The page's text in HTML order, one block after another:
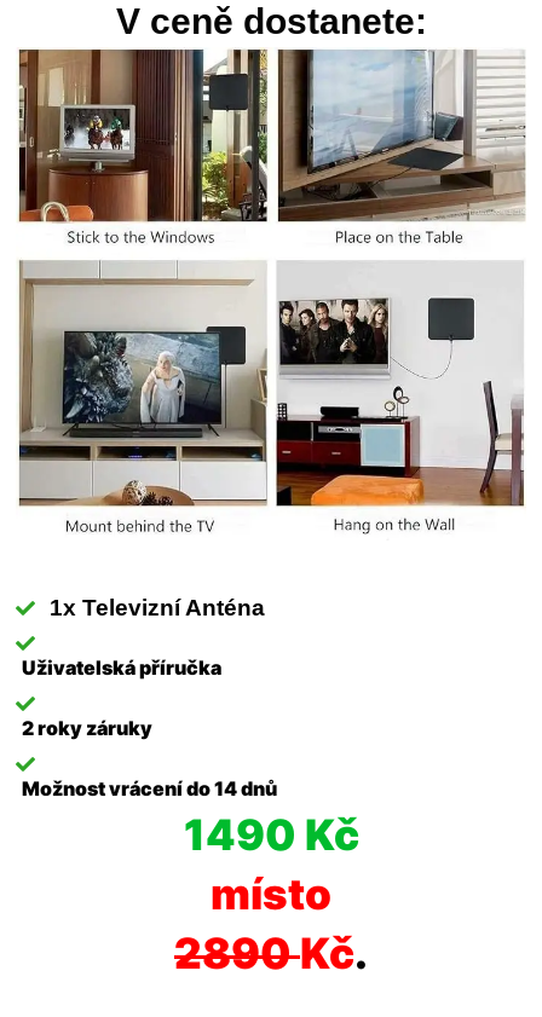
V ceně dostanete:
1x Televizní Anténa
Uživatelská příručka
2 roky záruky
Možnost vrácení do 14 dnů
1490 Kč
místo
2890Kč.